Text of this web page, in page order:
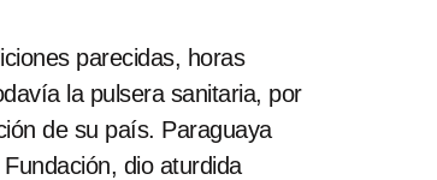
parecidas, horas
la pulsera sanitaria, por
de su país. Paraguaya
dio aturdida